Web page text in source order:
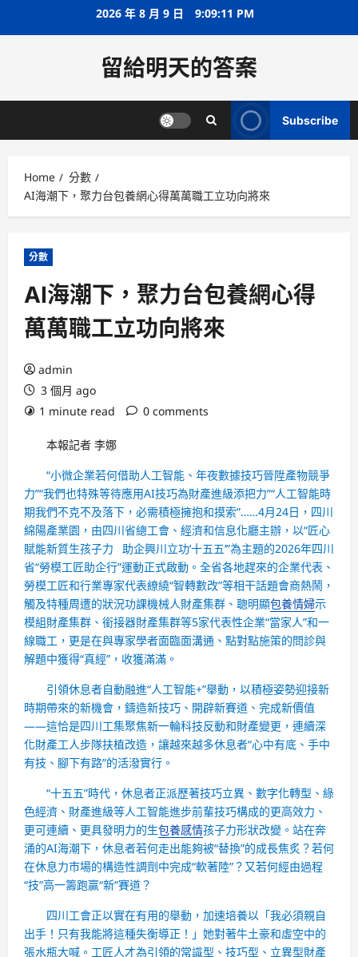
2026 年 8 月 9 日 9:09:12 PM
留給明天的答案
Subscribe
Home
分數
AI海潮下，聚力台包養網心得萬萬職工立功向將來
分數
AI海潮下，聚力台包養網心得
萬萬職工立功向將來
admin
3 個月 ago
1 minute read
0 comments
本報記者 李娜
“小微企業若何借助人工智能、年夜數據技巧晉陞產物競爭
力”“我們也特殊等待應用AI技巧為財產進級添把力”“人工智能時
期我們不克不及落下，必需積極擁抱和摸索”……4月24日，四川
綿陽產業園，由四川省總工會、經濟和信息化廳主辦，以“匠心
賦能新質生孩子力 助企興川立功‘十五五’”為主題的2026年四川
省“勞模工匠助企行”運動正式啟動。全省各地趕來的企業代表、
勞模工匠和行業專家代表繚繞“智轉數改”等相干話題會商熱鬧，
觸及特種周遭的狀況功課機械人財產集群、聰明顯包養情婦示
模組財產集群、銜接器財產集群等5家代表性企業“當家人”和一
線職工，更是在與專家學者面臨面溝通、點對點施策的問診與
解題中獲得“真經”，收獲滿滿。
引領休息者自動融進“人工智能+”舉動，以積極姿勢迎接新
時期帶來的新機會，鑄造新技巧、開辟新賽道、完成新價值
——這恰是四川工集聚焦新一輪科技反動和財產變更，連續深
化財產工人步隊扶植改造，讓越來越多休息者“心中有底、手中
有技、腳下有路”的活潑實行。
“十五五”時代，休息者正派歷著技巧立異、數字化轉型、綠
色經濟、財產進級等人工智能進步前輩技巧構成的更高效力、
更可連續、更具發明力的生包養感情孩子力形狀改變。站在奔
涌的AI海潮下，休息者若何走出能夠被“替換”的成長焦炙？若何
在休息力市場的構造性調劑中完成“軟著陸”？又若何經由過程
“技”高一籌跑贏“新”賽道？
四川工會正以實在有用的舉動，加速培養以「我必須親自
出手！只有我能將這種失衡導正！」她對著牛土豪和虛空中的
張水瓶大喊。工匠人才為引領的常識型、技巧型、立異型財產